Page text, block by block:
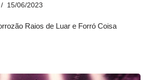
15/06/2023
Raios de Luar e Forró Coisa